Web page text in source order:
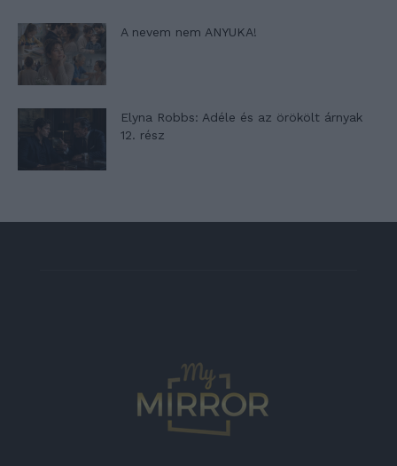
A nevem nem ANYUKA!
Elyna Robbs: Adéle és az örökölt árnyak
12. rész